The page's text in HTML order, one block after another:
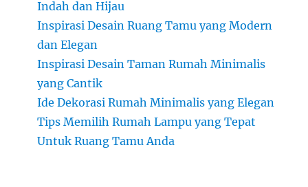
Indah dan Hijau
Inspirasi Desain Ruang Tamu yang Modern
dan Elegan
Inspirasi Desain Taman Rumah Minimalis
yang Cantik
Ide Dekorasi Rumah Minimalis yang Elegan
Tips Memilih Rumah Lampu yang Tepat
Untuk Ruang Tamu Anda